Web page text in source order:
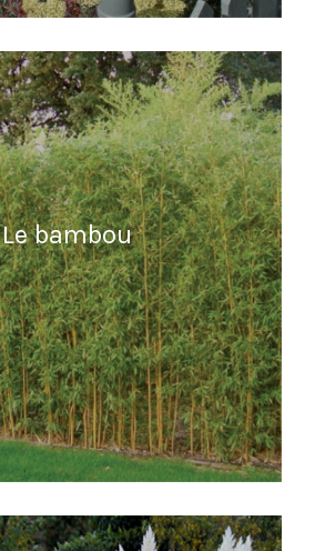
Le bambou